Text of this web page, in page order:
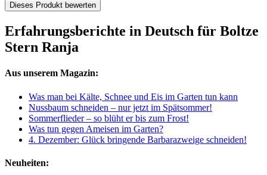
Dieses Produkt bewerten
Erfahrungsberichte in Deutsch für Boltze
Stern Ranja
Aus unserem Magazin:
Was man bei Kälte, Schnee und Eis im Garten tun kann
Nussbaum schneiden – nur jetzt im Spätsommer!
Sommerflieder – so blüht er bis zum Frost!
Was tun gegen Ameisen im Garten?
4. Dezember: Glück bringende Barbarazweige schneiden!
Neuheiten: